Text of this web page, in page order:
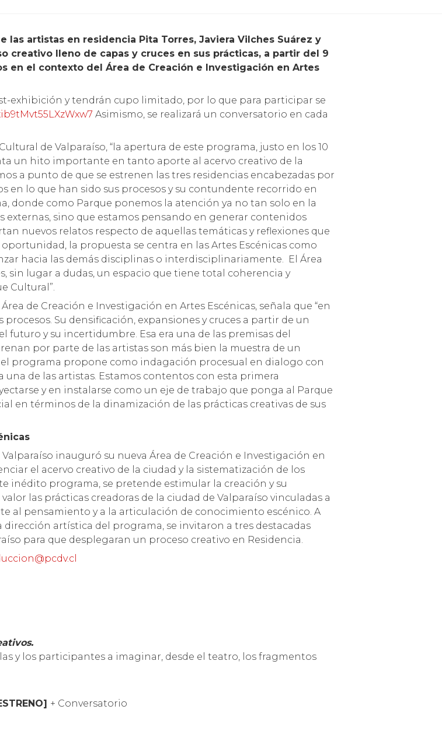
creativo lleno de capas y cruces en sus prácticas, a partir del 9
en el contexto del Área de Creación e Investigación en Artes
exhibición y tendrán cupo limitado, por lo que para participar se
Asimismo, se realizará un conversatorio en cada
de Valparaíso, “la apertura de este programa, justo en los 10
un hito importante en tanto aporte al acervo creativo de la
a punto de que se estrenen las tres residencias encabezadas por
en lo que han sido sus procesos y su contundente recorrido en
donde como Parque ponemos la atención ya no tan solo en la
sino que estamos pensando en generar contenidos
nuevos relatos respecto de aquellas temáticas y reflexiones que
la propuesta se centra en las Artes Escénicas como
hacia las demás disciplinas o interdisciplinariamente. El Área
sin lugar a dudas, un espacio que tiene total coherencia y
Cultural”.
de Creación e Investigación en Artes Escénicas, señala que “en
Su densificación, expansiones y cruces a partir de un
y su incertidumbre. Esa era una de las premisas del
por parte de las artistas son más bien la muestra de un
programa propone como indagación procesual en dialogo con
una de las artistas. Estamos contentos con esta primera
y en instalarse como un eje de trabajo que ponga al Parque
en términos de la dinamización de las prácticas creativas de sus
inauguró su nueva Área de Creación e Investigación en
el acervo creativo de la ciudad y la sistematización de los
inédito programa, se pretende estimular la creación y su
las prácticas creadoras de la ciudad de Valparaíso vinculadas a
al pensamiento y a la articulación de conocimiento escénico. A
artística del programa, se invitaron a tres destacadas
para que desplegaran un proceso creativo en Residencia.
y los participantes a imaginar, desde el teatro, los fragmentos
+ Conversatorio